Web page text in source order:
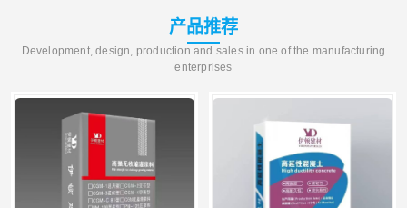
产品推荐
Development, design, production and sales in one of the manufacturing
enterprises